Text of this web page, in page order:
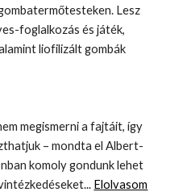
Lesz
foglalkozás és játék,
liofilizált gombák
megismerni a fajtáit, így
– mondta el Albert-
komoly gondunk lehet
Elolvasom